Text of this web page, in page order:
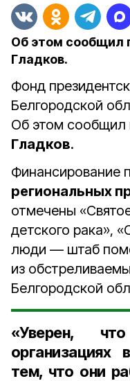
Об этом сообщил
Гладков.
Фонд
Белгородской
Об этом сообщил
Гладков.
Финансирование
региональных
отмечены
детского рака»,
люди — штаб
из
Белгородской
«Уверен,
тем, что они